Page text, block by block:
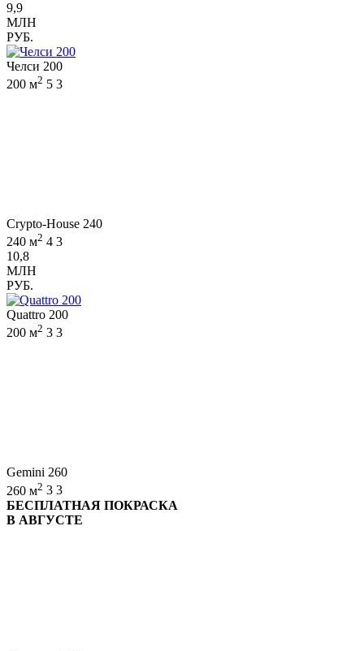
9,9
МЛН
РУБ.
Челси 200
200 м2 5 3
Crypto-House 240
240 м2 4 3
10,8
МЛН
РУБ.
Quattro 200
200 м2 3 3
Gemini 260
260 м2 3 3
БЕСПЛАТНАЯ ПОКРАСКА
В АВГУСТЕ